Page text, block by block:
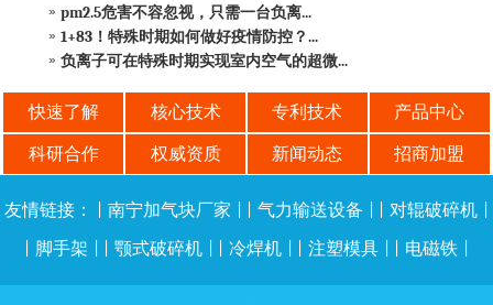
pm2.5危害不容忽视，只需一台负离...
1+83！特殊时期如何做好疫情防控？...
负离子可在特殊时期实现室内空气的超微...
快速了解 核心技术 专利技术 产品中心
科研合作 权威资质 新闻动态 招商加盟
友情链接： 南宁加气块厂家 气力输送设备 对辊破碎机
脚手架 颚式破碎机 冷焊机 注塑模具 电磁铁